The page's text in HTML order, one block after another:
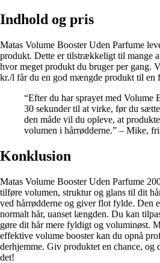
Indhold og pris
Matas Volume Booster Uden Parfume
produkt. Dette er tilstrækkeligt til mange
hvor meget produkt du bruger per gang.
kr./l får du en god mængde produkt til en
“Efter du har sprayet med Volume
30 sekunder til at virke, før du
den måde vil du opleve, at
volumen i hårrødderne.” – Mike,
Konklusion
Matas Volume Booster Uden Parfume
tilføre volumen, struktur og glans til dit
ved hårrødderne og giver flot fylde. Den
normalt hår, uanset længden. Du kan
gøre dit hår mere fyldigt og voluminøst.
effektive volume booster kan du opnå
derhjemme. Giv produktet en chance,
det!